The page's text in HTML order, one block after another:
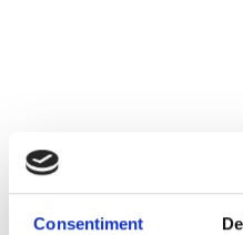
Consentiment